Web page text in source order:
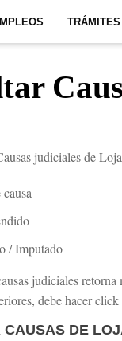
TRÁMITES
judiciales de
/ Imputado
judiciales
debe hacer
CAUSAS DE